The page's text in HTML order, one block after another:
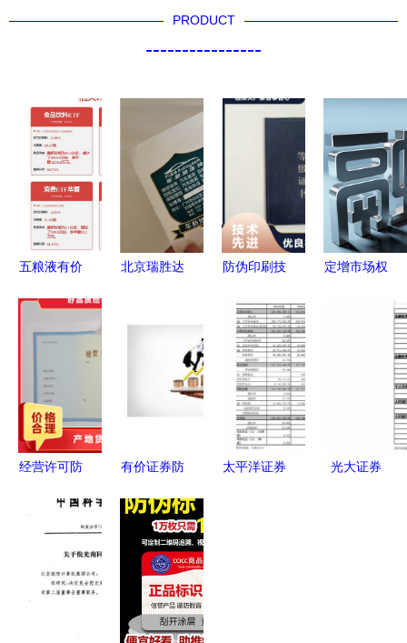
PRODUCT
----------------
五粮液有价
北京瑞胜达
防伪印刷技
等与民生安
全中的坚实
保障——解
析有价证券
的防伪机制
定增市场权
裁助理兼研
经营许可防
价格公道的
核心价值解
有价证券防
济命脉的科
技与艺术
太平洋证券
光大证券